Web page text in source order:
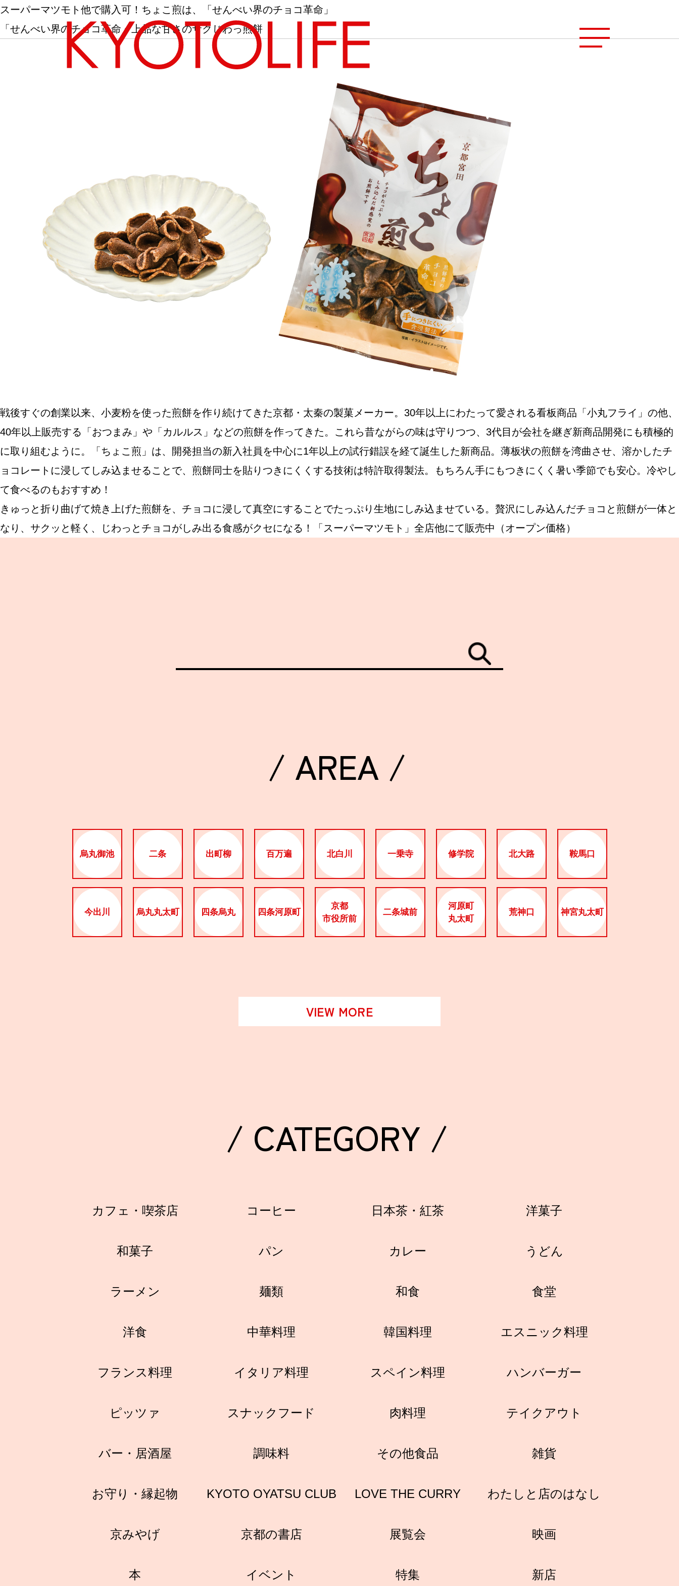
地図から探す
カテゴリーから探す
SPECIAL NEW OPEN
SERIES
今月の京みやげ
京都の書店
CULTURE
関西で開催。おすすめの展覧会
おすすめの映画
紹介します。おすすめのイベント
ABOUT US Instagram
スーパーマツモト他で購入可！ちょこ煎は、「せんべい界のチョコ革命」
「せんべい界のチョコ革命」上品な甘さのサクじわっ煎餅
戦後すぐの創業以来、小麦粉を使った煎餅を作り続けてきた京都・太秦の製菓メーカー。30年以上にわたって愛される看板商品「小丸フライ」の他、
40年以上販売する「おつまみ」や「カルルス」などの煎餅を作ってきた。これら昔ながらの味は守りつつ、3代目が会社を継ぎ新商品開発にも積極的
に取り組むように。「ちょこ煎」は、開発担当の新入社員を中心に1年以上の試行錯誤を経て誕生した新商品。薄板状の煎餅を湾曲させ、溶かしたチ
ョコレートに浸してしみ込ませることで、煎餅同士を貼りつきにくくする技術は特許取得製法。もちろん手にもつきにくく暑い季節でも安心。冷やし
て食べるのもおすすめ！
きゅっと折り曲げて焼き上げた煎餅を、チョコに浸して真空にすることでたっぷり生地にしみ込ませている。贅沢にしみ込んだチョコと煎餅が一体と
なり、サクッと軽く、じわっとチョコがしみ出る食感がクセになる！「スーパーマツモト」全店他にて販売中（オープン価格）
/ AREA /
烏丸御池 二条 出町柳 百万遍 北白川 一乗寺 修学院 北大路 鞍馬口
今出川 烏丸丸太町 四条烏丸 四条河原町
京都
市役所前
二条城前
河原町
丸太町
荒神口 神宮丸太町
VIEW MORE
/ CATEGORY /
カフェ・喫茶店 コーヒー 日本茶・紅茶 洋菓子
和菓子 パン カレー うどん
ラーメン 麺類 和食 食堂
洋食 中華料理 韓国料理 エスニック料理
フランス料理 イタリア料理 スペイン料理 ハンバーガー
ピッツァ スナックフード 肉料理 テイクアウト
バー・居酒屋 調味料 その他食品 雑貨
お守り・縁起物 KYOTO OYATSU CLUB LOVE THE CURRY わたしと店のはなし
京みやげ 京都の書店 展覧会 映画
本 イベント 特集 新店